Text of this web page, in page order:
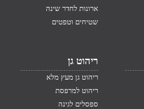
ארונות לחדר שינה
שטיחים וטפטים
ריהוט גן
ריהוט גן מעץ מלא
ריהוט למרפסת
ספסלים לגינה